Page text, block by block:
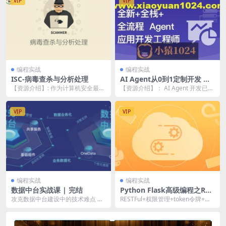
编程实战
ISC-病毒查杀与分析处理
【资源介绍】: 作为计算机安全最悠
反病毒一直占据着...
编程实战
AI Agent从0到1定制开发 全
栈全流程企业级落地实战
【资源介绍】： AI Agent 开发已是
盛，人才...
VIP
编程实战
数据中台实战课 | 完结
攻克数据中台建设中的技术难点 可
VIP
编程实战
Python Flask高级编程之RES
TFul API前后端分离精讲 | 完
RESTFul+权限管理+token令牌+扩